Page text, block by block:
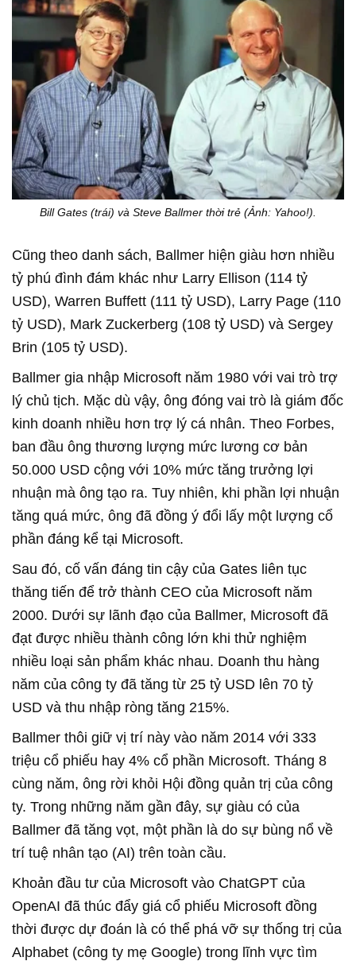
Bill Gates (trái) và Steve Ballmer thời trẻ (Ảnh: Yahoo!).
Cũng theo danh sách, Ballmer hiện giàu hơn nhiều
tỷ phú đình đám khác như Larry Ellison (114 tỷ
USD), Warren Buffett (111 tỷ USD), Larry Page (110
tỷ USD), Mark Zuckerberg (108 tỷ USD) và Sergey
Brin (105 tỷ USD).
Ballmer gia nhập Microsoft năm 1980 với vai trò trợ
lý chủ tịch. Mặc dù vậy, ông đóng vai trò là giám đốc
kinh doanh nhiều hơn trợ lý cá nhân. Theo Forbes,
ban đầu ông thương lượng mức lương cơ bản
50.000 USD cộng với 10% mức tăng trưởng lợi
nhuận mà ông tạo ra. Tuy nhiên, khi phần lợi nhuận
tăng quá mức, ông đã đồng ý đổi lấy một lượng cổ
phần đáng kể tại Microsoft.
Sau đó, cố vấn đáng tin cậy của Gates liên tục
thăng tiến để trở thành CEO của Microsoft năm
2000. Dưới sự lãnh đạo của Ballmer, Microsoft đã
đạt được nhiều thành công lớn khi thử nghiệm
nhiều loại sản phẩm khác nhau. Doanh thu hàng
năm của công ty đã tăng từ 25 tỷ USD lên 70 tỷ
USD và thu nhập ròng tăng 215%.
Ballmer thôi giữ vị trí này vào năm 2014 với 333
triệu cổ phiếu hay 4% cổ phần Microsoft. Tháng 8
cùng năm, ông rời khỏi Hội đồng quản trị của công
ty. Trong những năm gần đây, sự giàu có của
Ballmer đã tăng vọt, một phần là do sự bùng nổ về
trí tuệ nhân tạo (AI) trên toàn cầu.
Khoản đầu tư của Microsoft vào ChatGPT của
OpenAI đã thúc đẩy giá cổ phiếu Microsoft đồng
thời được dự đoán là có thể phá vỡ sự thống trị của
Alphabet (công ty mẹ Google) trong lĩnh vực tìm